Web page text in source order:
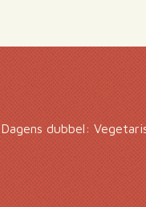
Dagens dubbel: